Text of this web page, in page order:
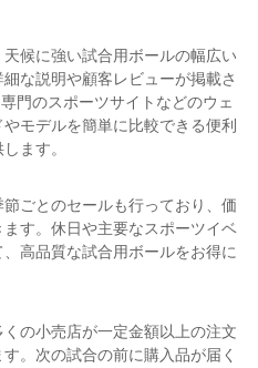
候に強い試合用ボールの幅広い
な説明や顧客レビューが掲載さ
門のスポーツサイトなどのウェ
モデルを簡単に比較できる便利
ます。
ごとのセールも行っており、価
す。休日や主要なスポーツイベ
高品質な試合用ボールをお得に
の小売店が一定金額以上の注文
。次の試合の前に購入品が届く